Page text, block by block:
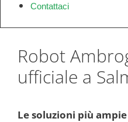
Contattaci
Robot
ufficiale a
Le soluzioni più